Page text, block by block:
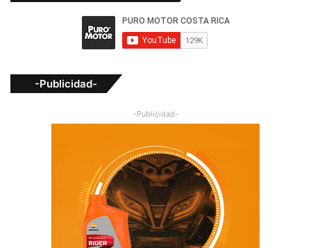
-Publicidad-
-Publicidad-